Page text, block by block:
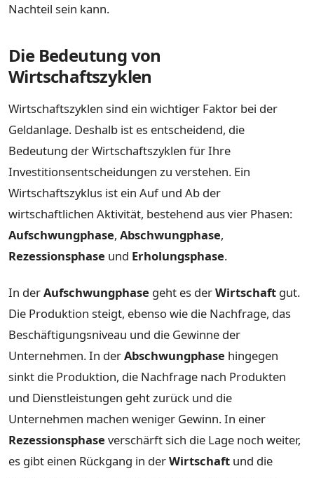
Nachteil sein kann.
Die Bedeutung von
Wirtschaftszyklen
Wirtschaftszyklen sind ein wichtiger Faktor bei der
Geldanlage. Deshalb ist es entscheidend, die
Bedeutung der Wirtschaftszyklen für Ihre
Investitionsentscheidungen zu verstehen. Ein
Wirtschaftszyklus ist ein Auf und Ab der
wirtschaftlichen Aktivität, bestehend aus vier Phasen:
Aufschwungphase, Abschwungphase,
Rezessionsphase und Erholungsphase.
In derAufschwungphase geht es derWirtschaft gut.
Die Produktion steigt, ebenso wie die Nachfrage, das
Beschäftigungsniveau und die Gewinne der
Unternehmen. In derAbschwungphase hingegen
sinkt die Produktion, die Nachfrage nach Produkten
und Dienstleistungen geht zurück und die
Unternehmen machen weniger Gewinn. In einer
Rezessionsphase verschärft sich die Lage noch weiter,
es gibt einen Rückgang in derWirtschaft und die